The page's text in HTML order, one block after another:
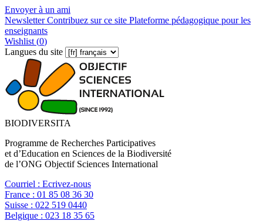
Envoyer à un ami
NewsletterContribuez sur ce site Plateforme pédagogique pour les
enseignants
Wishlist (0)
Langues du site
BIODIVERSITA
Programme de Recherches Participatives
et d’Education en Sciences de la Biodiversité
de l’ONG Objectif Sciences International
Courriel : Ecrivez-nous
France : 01 85 08 36 30
Suisse : 022 519 0440
Belgique : 023 18 35 65